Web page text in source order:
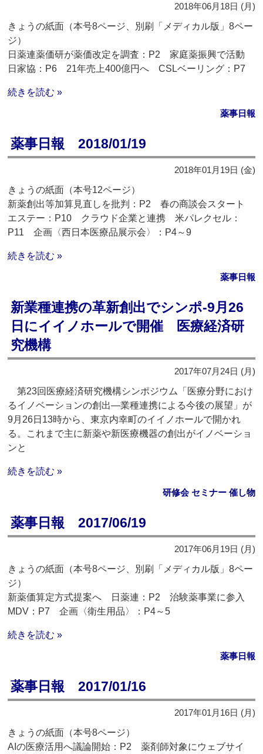
2018年06月18日 (月)
きょうの紙面（本号8ページ、別刷「メディカル版」8ペー
ジ）
日薬連薬価研が薬価改定を調査：P2 家庭薬振興で活動
日家協：P6 21年売上400億円へ CSLベーリング：P7
続きを読む »
薬事日報
薬事日報 2018/01/19
2018年01月19日 (金)
きょうの紙面（本号12ページ）
新薬創出等加算見直しを批判：P2 春の商談会スタート
エステー：P10 クラウド企業と連携 米パレクセル：
P11 企画〈西日本医療品展示会〉：P4～9
続きを読む »
薬事日報
新業種連携の革新創出でシンポ‐9月26
日にイイノホールで開催 医療経済研
究機構
2017年07月24日 (月)
第23回医療経済研究機構シンポジウム「医療分野におけ
るイノベーションの創出―業種連携による今後の展望」が
9月26日13時から、東京内幸町のイイノホールで開かれ
る。これまで主に新薬や新医療機器の創出がイノベーショ
ンと
続きを読む »
研修会 セミナー 催し物
薬事日報 2017/06/19
2017年06月19日 (月)
きょうの紙面（本号8ページ、別刷「メディカル版」8ペー
ジ）
新薬価算定方式提案へ 日薬連：P2 治験薬事業に参入
MDV：P7 企画〈衛生用品〉：P4～5
続きを読む »
薬事日報
薬事日報 2017/01/16
2017年01月16日 (月)
きょうの紙面（本号8ページ）
AIの医療活用へ議論開始：P2 薬剤師対象にウェブサイ